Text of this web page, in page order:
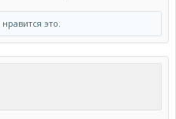
нравится это.